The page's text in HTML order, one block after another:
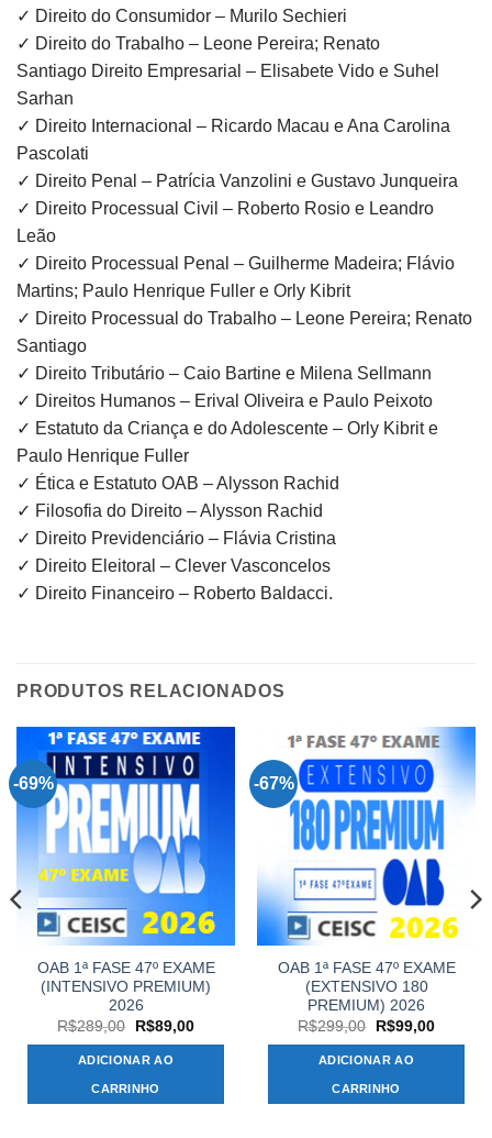
✓ Direito do Consumidor – Murilo Sechieri
✓ Direito do Trabalho – Leone Pereira; Renato
Santiago Direito Empresarial – Elisabete Vido e Suhel
Sarhan
✓ Direito Internacional – Ricardo Macau e Ana Carolina
Pascolati
✓ Direito Penal – Patrícia Vanzolini e Gustavo Junqueira
✓ Direito Processual Civil – Roberto Rosio e Leandro
Leão
✓ Direito Processual Penal – Guilherme Madeira; Flávio
Martins; Paulo Henrique Fuller e Orly Kibrit
✓ Direito Processual do Trabalho – Leone Pereira; Renato
Santiago
✓ Direito Tributário – Caio Bartine e Milena Sellmann
✓ Direitos Humanos – Erival Oliveira e Paulo Peixoto
✓ Estatuto da Criança e do Adolescente – Orly Kibrit e
Paulo Henrique Fuller
✓ Ética e Estatuto OAB – Alysson Rachid
✓ Filosofia do Direito – Alysson Rachid
✓ Direito Previdenciário – Flávia Cristina
✓ Direito Eleitoral – Clever Vasconcelos
✓ Direito Financeiro – Roberto Baldacci.
PRODUTOS RELACIONADOS
-69%
OAB 1ª FASE 47º EXAME
(INTENSIVO PREMIUM)
2026
R$289,00
O
original
era:
R$289,00.
R$89,00O
ADICIONAR AO
CARRINHO
-67%
OAB 1ª FASE 47º EXAME
(EXTENSIVO 180
PREMIUM) 2026
R$299,00
O
original
era:
R$299,00.
R$99,00O
ADICIONAR AO
CARRINHO